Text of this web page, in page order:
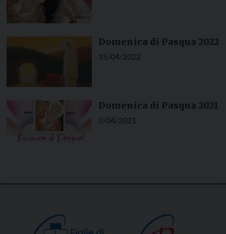
Domenica di Pasqua 2022
15/04/2022
Domenica di Pasqua 2021
2/04/2021